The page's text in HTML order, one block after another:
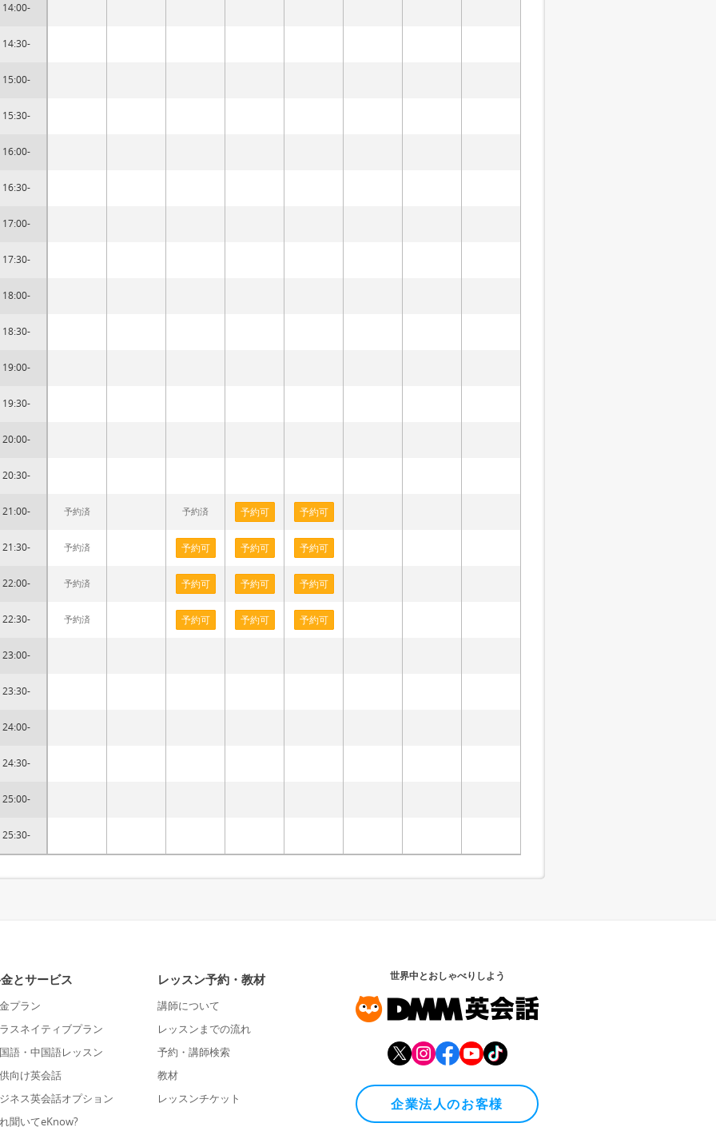
14:00-
14:30-
15:00-
15:30-
16:00-
16:30-
17:00-
17:30-
18:00-
18:30-
19:00-
19:30-
20:00-
20:30-
21:00-
21:30-
22:00-
22:30-
23:00-
23:30-
24:00-
24:30-
25:00-
25:30-
予約済
予約済
予約済
予約済
予約済
予約可
予約可
予約可
予約可
予約可
予約可
予約可
予約可
予約可
予約可
予約可
とサービス
プラン
スネイティブプラン
語・中国語レッスン
向け英会話
ネス英会話オプション
聞いてeKnow?
レッスン予約・教材
講師について
レッスンまでの流れ
予約・講師検索
教材
レッスンチケット
世界中とおしゃべりしよう
企業法人のお客様